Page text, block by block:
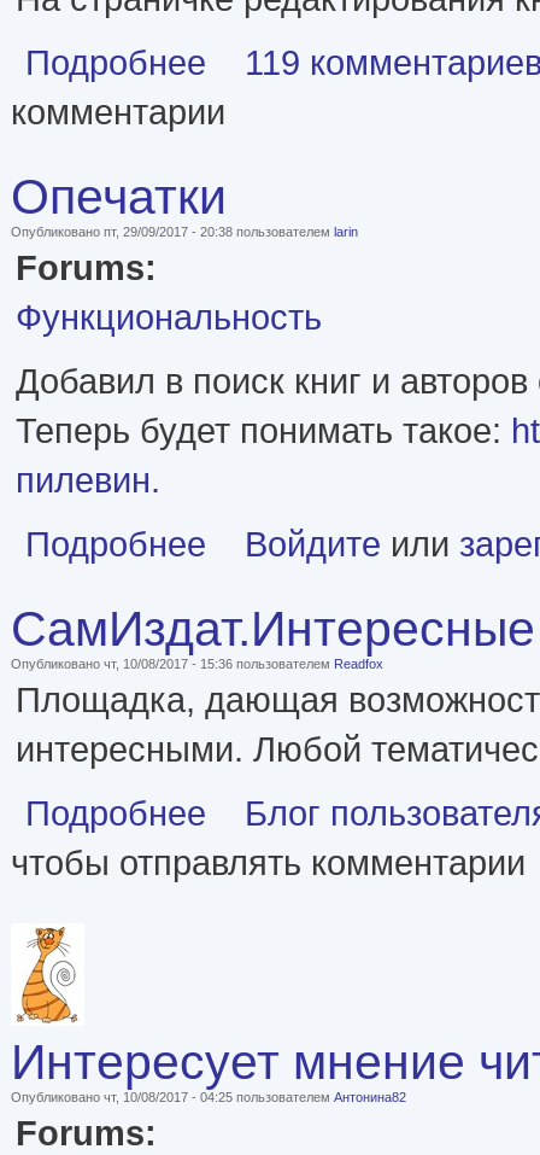
Подробнее о Пересборка FB2
119
комментарии
Опечатки
Опубликовано пт, 29/09/2017 - 20:38 пользователем larin
Forums:
Функциональность
Добавил в поиск книг и авторов
Теперь будет понимать такое:
пилевин.
Подробнее о ОпечаткиВойдите или
Опубликовано чт, 10/08/2017 - 15:36 пользователем Readfox
Площадка, дающая
интересными. Любой
Подробнее о СамИздат.Интересные ссылки
Блог
чтобы отправлять комментарии
Интересует мнение
Опубликовано чт, 10/08/2017 - 04:25 пользователем Антонина82
Forums: